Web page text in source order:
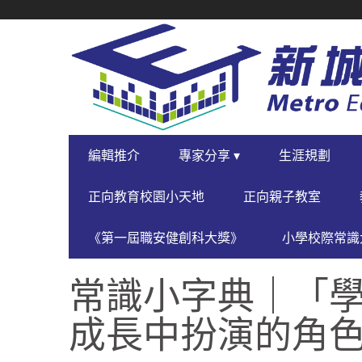
NAVIGATION
PRIMARY
NAVIGATION
編輯推介 專家分享 ▾ 生涯規劃
正向教育校園小天地 正向親子教室
《第一屆職安健創科大獎》 小學校際常
常識小字典｜「
成長中扮演的角